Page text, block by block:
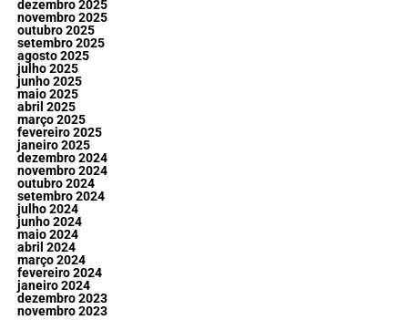
dezembro 2025
novembro 2025
outubro 2025
setembro 2025
agosto 2025
julho 2025
junho 2025
maio 2025
abril 2025
março 2025
fevereiro 2025
janeiro 2025
dezembro 2024
novembro 2024
outubro 2024
setembro 2024
julho 2024
junho 2024
maio 2024
abril 2024
março 2024
fevereiro 2024
janeiro 2024
dezembro 2023
novembro 2023